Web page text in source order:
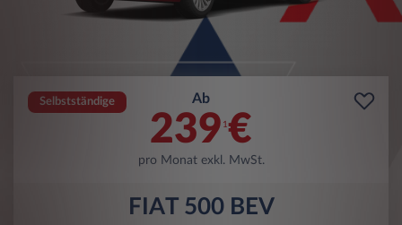
Selbstständige Ab
239 1 €
pro Monat exkl. MwSt.
FIAT 500 BEV